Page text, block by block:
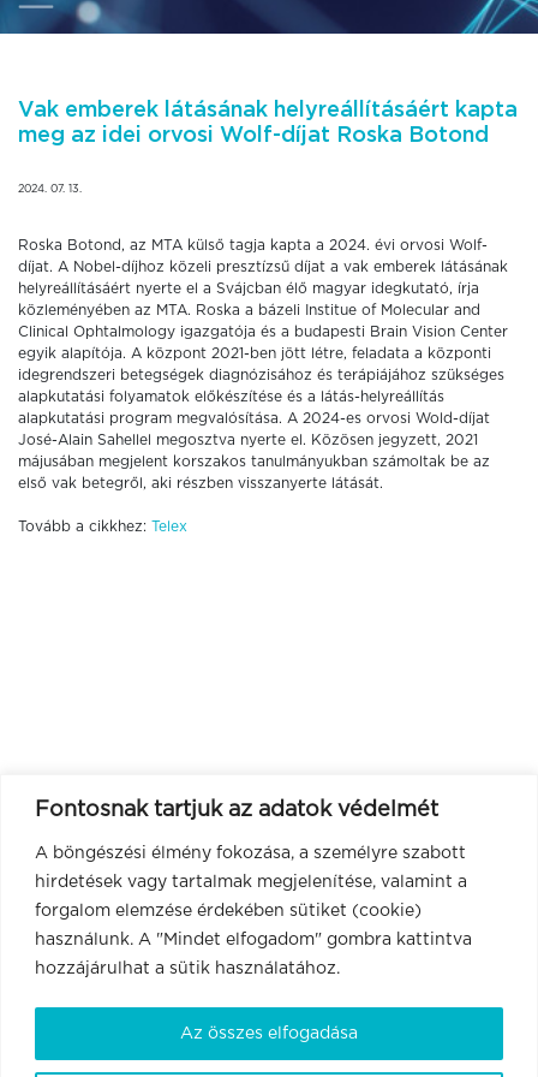
Fontosnak tartjuk az adatok védelmét
A böngészési élmény fokozása, a személyre szabott
hirdetések vagy tartalmak megjelenítése, valamint a
forgalom elemzése érdekében sütiket (cookie)
használunk. A "Mindet elfogadom" gombra kattintva
hozzájárulhat a sütik használatához.
Az összes elfogadása
Vak emberek látásának helyreállításáért kapta
meg az idei orvosi Wolf-díjat Roska Botond
2024. 07. 13.
Roska Botond, az MTA külső tagja kapta a 2024. évi orvosi Wolf-
díjat. A Nobel-díjhoz közeli presztízsű díjat a vak emberek látásának
helyreállításáért nyerte el a Svájcban élő magyar idegkutató, írja
közleményében az MTA. Roska a bázeli Institue of Molecular and
Clinical Ophtalmology igazgatója és a budapesti Brain Vision Center
egyik alapítója. A központ 2021-ben jött létre, feladata a központi
idegrendszeri betegségek diagnózisához és terápiájához szükséges
alapkutatási folyamatok előkészítése és a látás-helyreállítás
alapkutatási program megvalósítása. A 2024-es orvosi Wold-díjat
José-Alain Sahellel megosztva nyerte el. Közösen jegyzett, 2021
májusában megjelent korszakos tanulmányukban számoltak be az
első vak betegről, aki részben visszanyerte látását.
Tovább a cikkhez: Telex